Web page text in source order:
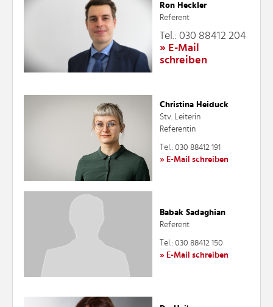
Ron Heckler
Referent
Tel.: 030 88412 204
» E-Mail
schreiben
Christina Heiduck
Stv. Leiterin
Referentin
Tel.: 030 88412 191
» E-Mail schreiben
Babak Sadaghian
Referent
Tel.: 030 88412 150
» E-Mail schreiben